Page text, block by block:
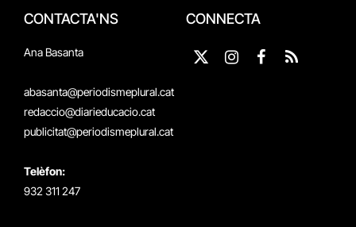
CONTACTA'NS
Ana Basanta
abasanta@periodismeplural.cat
redaccio@diarieducacio.cat
publicitat@periodismeplural.cat
Telèfon:
932 311 247
CONNECTA
X
Instagram
Facebook
RSS